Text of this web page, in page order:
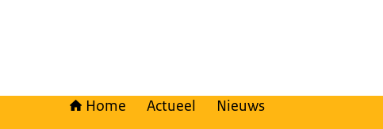
Home Actueel Nieuws